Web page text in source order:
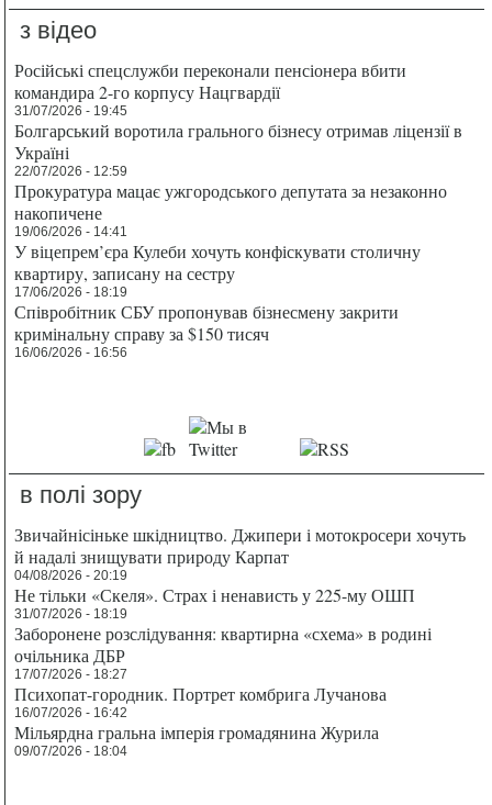
з відео
Російські спецслужби переконали пенсіонера вбити
командира 2-го корпусу Нацгвардії
31/07/2026 - 19:45
Болгарський воротила грального бізнесу отримав ліцензії в
Україні
22/07/2026 - 12:59
Прокуратура мацає ужгородського депутата за незаконно
накопичене
19/06/2026 - 14:41
У віцепрем’єра Кулеби хочуть конфіскувати столичну
квартиру, записану на сестру
17/06/2026 - 18:19
Співробітник СБУ пропонував бізнесмену закрити
кримінальну справу за $150 тисяч
16/06/2026 - 16:56
в полі зору
Звичайнісіньке шкідництво. Джипери і мотокросери хочуть
й надалі знищувати природу Карпат
04/08/2026 - 20:19
Не тільки «Скеля». Страх і ненависть у 225-му ОШП
31/07/2026 - 18:19
Заборонене розслідування: квартирна «схема» в родині
очільника ДБР
17/07/2026 - 18:27
Психопат-городник. Портрет комбрига Лучанова
16/07/2026 - 16:42
Мільярдна гральна імперія громадянина Журила
09/07/2026 - 18:04